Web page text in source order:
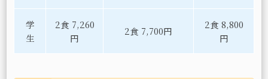
学
生
2食 7,260
円
2食 7,700円
2食 8,800
円